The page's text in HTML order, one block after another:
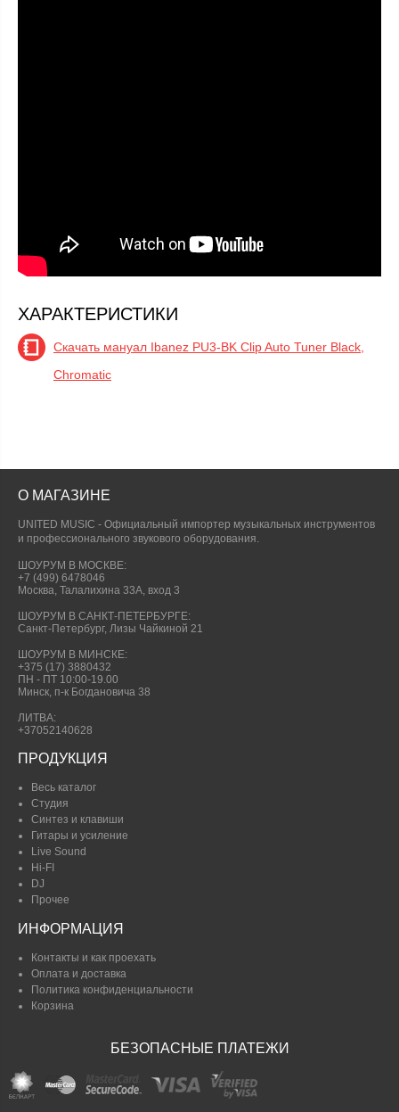
ХАРАКТЕРИСТИКИ
Скачать мануал Ibanez PU3-BK Clip Auto Tuner Black,
Chromatic
О МАГАЗИНЕ
UNITED MUSIC - Официальный импортер музыкальных инструментов
и профессионального звукового оборудования.
ШОУРУМ В МОСКВЕ:
+7 (499) 6478046
Москва, Талалихина 33А, вход 3
ШОУРУМ В САНКТ-ПЕТЕРБУРГЕ:
Санкт-Петербург, Лизы Чайкиной 21
ШОУРУМ В МИНСКЕ:
+375 (17) 3880432
ПН - ПТ 10:00-19.00
Минск, п-к Богдановича 38
ЛИТВА:
+37052140628
ПРОДУКЦИЯ
Весь каталог
Студия
Синтез и клавиши
Гитары и усиление
Live Sound
Hi-FI
DJ
Прочее
ИНФОРМАЦИЯ
Контакты и как проехать
Оплата и доставка
Политика конфиденциальности
Корзина
БЕЗОПАСНЫЕ ПЛАТЕЖИ